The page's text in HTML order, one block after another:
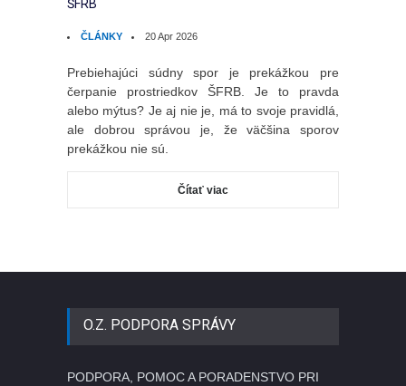
ŠFRB
ČLÁNKY 20 Apr 2026
Prebiehajúci súdny spor je prekážkou pre
čerpanie prostriedkov ŠFRB. Je to pravda
alebo mýtus? Je aj nie je, má to svoje pravidlá,
ale dobrou správou je, že väčšina sporov
prekážkou nie sú.
Čítať viac
O.Z. PODPORA SPRÁVY
PODPORA, POMOC A PORADENSTVO PRI